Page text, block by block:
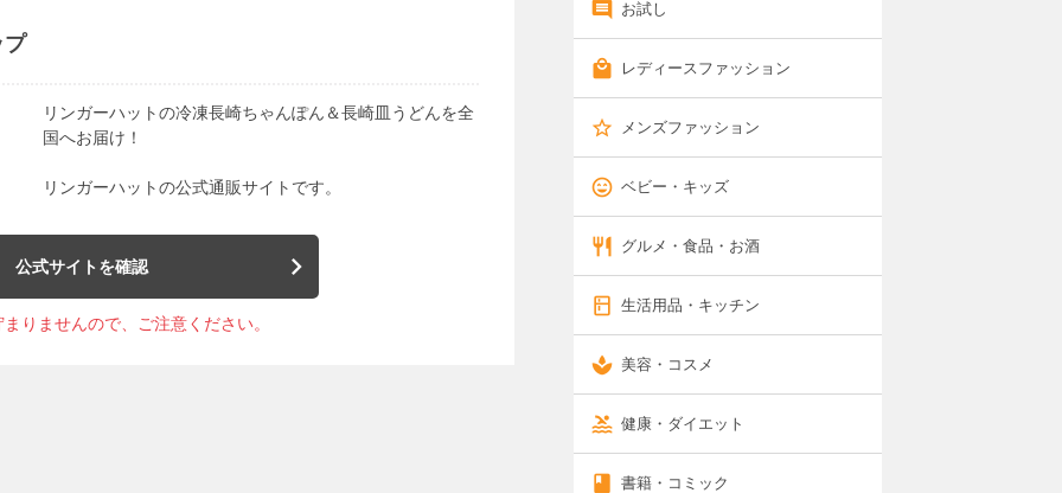
プ
リンガーハットの冷凍長崎ちゃんぽん＆長崎皿うどんを全
国へお届け！
リンガーハットの公式通販サイトです。
公式サイトを確認
りませんので、ご注意ください。
お試し
レディースファッション
メンズファッション
ベビー・キッズ
グルメ・食品・お酒
生活用品・キッチン
美容・コスメ
健康・ダイエット
書籍・コミック